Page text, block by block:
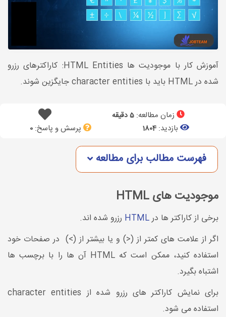
آموزش کار با موجودیت ها HTML Entities: کاراکترهای رزرو
شده در HTML باید با character entities جایگزین شوند.
زمان مطالعه:5 دقیقه
بازدید: 1804 پرسش و پاسخ:0
فهرست مطالب برای مطالعه
موجودیت های HTML
برخی از کاراکتر ها درHTML رزرو شده اند.
اگر از علامت های کمتر از (<) و یا بیشتر از (>) در صفحات خود
استفاده کنید، ممکن است که HTML آن ها را با برچسب ها
اشتباه بگیرد.
برای نمایش کاراکتر های رزرو شده از character entities
استفاده می شود.